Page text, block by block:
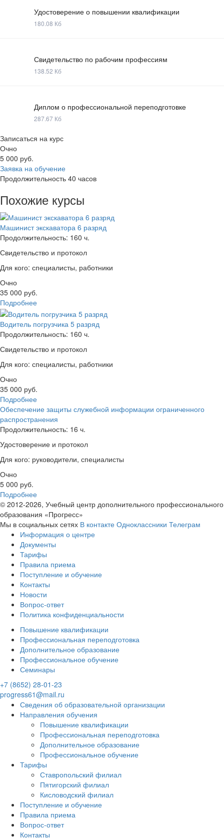
Удостоверение о повышении квалификации
180.08 Кб
Свидетельство по рабочим профессиям
138.52 Кб
Диплом о профессиональной переподготовке
287.67 Кб
Записаться на курс
Очно
5 000 руб.
Заявка на обучение
Продолжительность 40 часов
Похожие курсы
Машинист экскаватора 6 разряд
Продолжительность: 160 ч.
Свидетельство и протокол
Для кого: специалисты, работники
Очно
35 000 руб.
Подробнее
Водитель погрузчика 5 разряд
Продолжительность: 160 ч.
Свидетельство и протокол
Для кого: специалисты, работники
Очно
35 000 руб.
Подробнее
Обеспечение защиты служебной информации ограниченного
распространения
Продолжительность: 16 ч.
Удостоверение и протокол
Для кого: руководители, специалисты
Очно
5 000 руб.
Подробнее
© 2012-2026, Учебный центр дополнительного профессионального
образования «Прогресс»
Мы в социальных сетях В контакте Одноклассники Телеграм
Информация о центре
Документы
Тарифы
Правила приема
Поступление и обучение
Контакты
Новости
Вопрос-ответ
Политика конфиденциальности
Повышение квалификации
Профессиональная переподготовка
Дополнительное образование
Профессиональное обучение
Семинары
+7 (8652) 28-01-23
progress61@mail.ru
Сведения об образовательной организации
Направления обучения
Повышение квалификации
Профессиональная переподготовка
Дополнительное образование
Профессиональное обучение
Тарифы
Ставропольский филиал
Пятигорский филиал
Кисловодский филиал
Поступление и обучение
Правила приема
Вопрос-ответ
Контакты